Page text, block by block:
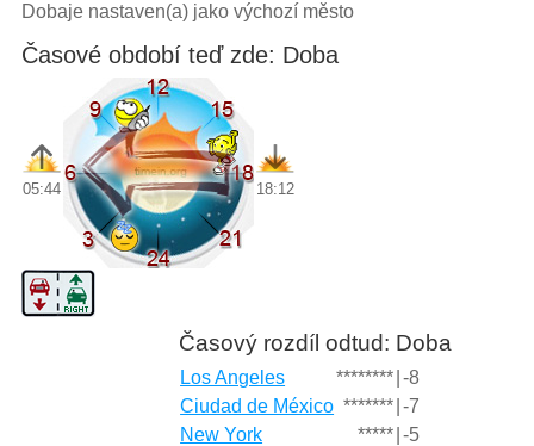
Dobaje nastaven(a) jako výchozí město
Časové období teď zde: Doba
05:44 18:12
Časový rozdíl odtud: Doba
Los Angeles ******** -8
Ciudad de México ******* -7
New York
***** -5